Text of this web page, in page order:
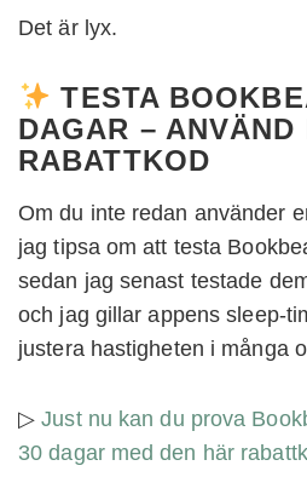
Det är lyx.
TESTA
DAGAR – ANVÄND
RABATTKOD
Om du inte redan använder
jag tipsa om att testa
sedan jag senast testade
och jag gillar appens sleep-
justera hastigheten i många
▷Just nu kan du prova
30 dagar med den här